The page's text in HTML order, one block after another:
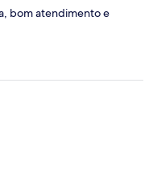
bom atendimento e